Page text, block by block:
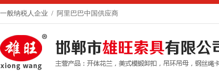
一般纳税人企业 / 阿里巴巴中国供应商